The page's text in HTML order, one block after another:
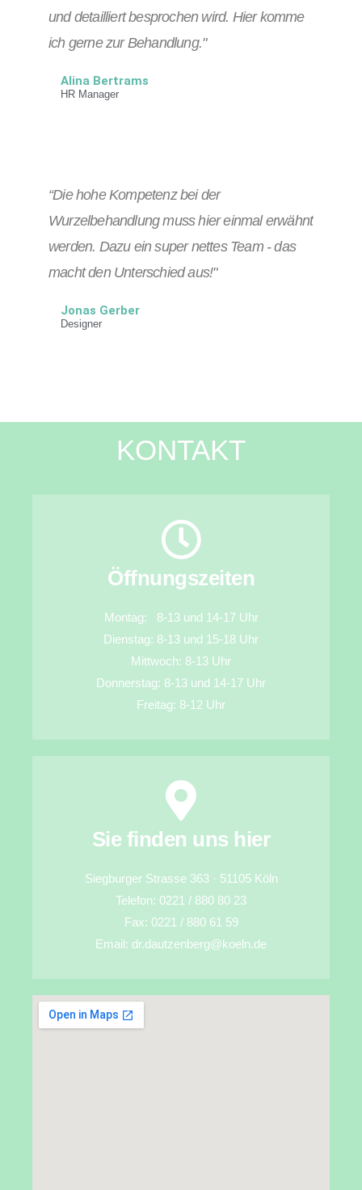
und detailliert besprochen wird. Hier komme
ich gerne zur Behandlung."
Alina Bertrams
HR Manager
“Die hohe Kompetenz bei der
Wurzelbehandlung muss hier einmal erwähnt
werden. Dazu ein super nettes Team - das
macht den Unterschied aus!"
Jonas Gerber
Designer
KONTAKT
Öffnungszeiten
Montag: 8-13 und 14-17 Uhr
Dienstag: 8-13 und 15-18 Uhr
Mittwoch: 8-13 Uhr
Donnerstag: 8-13 und 14-17 Uhr
Freitag: 8-12 Uhr
Sie finden uns hier
Siegburger Strasse 363 · 51105 Köln
Telefon: 0221 / 880 80 23
Fax: 0221 / 880 61 59
Email: dr.dautzenberg@koeln.de